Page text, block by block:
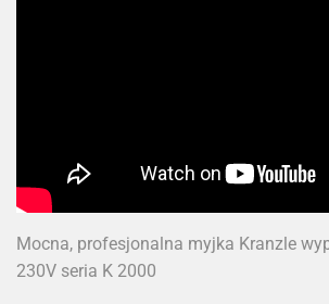
Mocna, profesjonalna myjka Kranzle
230V seria K 2000